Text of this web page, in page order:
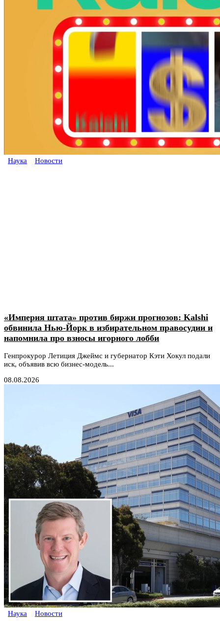
Наука Новости
«Империя штата» против биржи прогнозов: Kalshi
обвинила Нью-Йорк в избирательном правосудии и
напомнила про взносы игорного лобби
Генпрокурор Летиция Джеймс и губернатор Кэти Хокул подали
иск, объявив всю бизнес-модель...
08.08.2026
Наука Новости